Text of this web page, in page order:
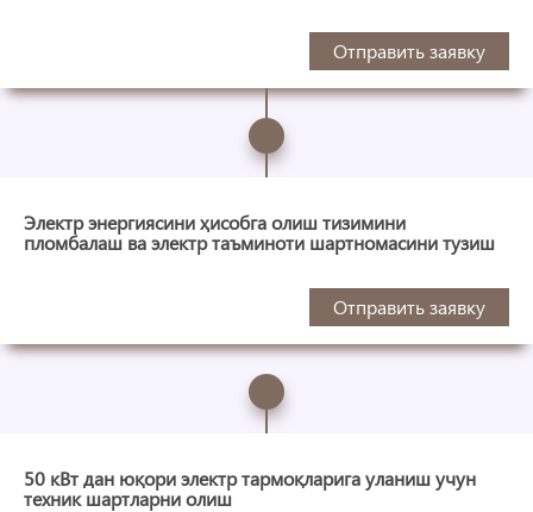
Отправить заявку
Электр энергиясини ҳисобга олиш тизимини
пломбалаш ва электр таъминоти шартномасини тузиш
Отправить заявку
50 кВт дан юқори электр тармоқларига уланиш учун
техник шартларни олиш